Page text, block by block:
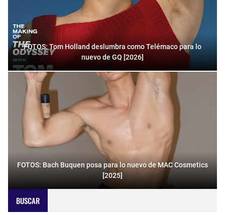
FOTOS: Tom Holland deslumbra como Telémaco para lo
nuevo de GQ [2026]
FOTOS: Bach Buquen posa para lo nuevo de MAC Cosmetics
[2025]
BUSCAR